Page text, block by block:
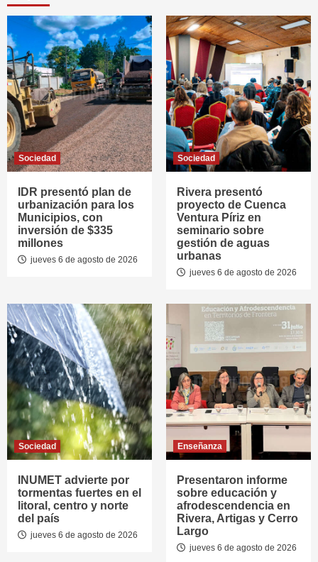
Sociedad
IDR presentó plan de
urbanización para los
Municipios, con
inversión de $335
millones
jueves 6 de agosto de 2026
Sociedad
Rivera presentó
proyecto de Cuenca
Ventura Píriz en
seminario sobre
gestión de aguas
urbanas
jueves 6 de agosto de 2026
Sociedad
INUMET advierte por
tormentas fuertes en el
litoral, centro y norte
del país
jueves 6 de agosto de 2026
Enseñanza
Presentaron informe
sobre educación y
afrodescendencia en
Rivera, Artigas y Cerro
Largo
jueves 6 de agosto de 2026